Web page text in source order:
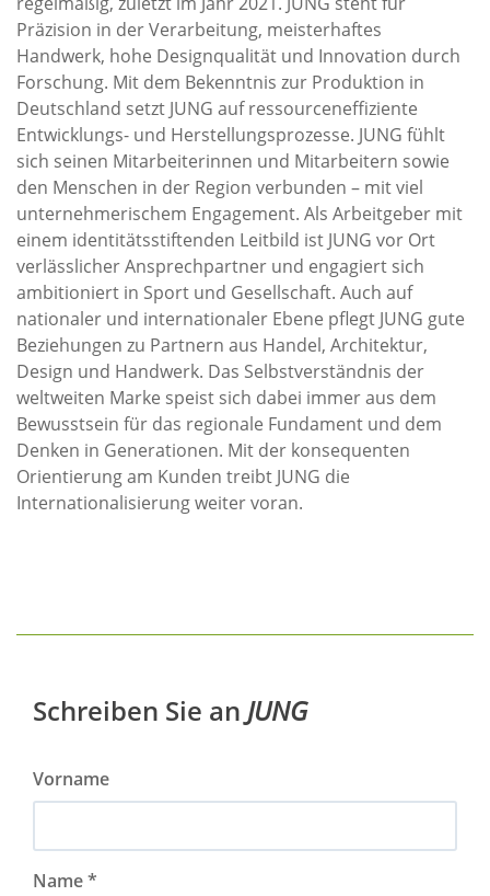
Präzision in der Verarbeitung, meisterhaftes
Handwerk, hohe Designqualität und Innovation durch
Forschung. Mit dem Bekenntnis zur Produktion in
Deutschland setzt JUNG auf ressourceneffiziente
Entwicklungs- und Herstellungsprozesse. JUNG fühlt
sich seinen Mitarbeiterinnen und Mitarbeitern sowie
den Menschen in der Region verbunden – mit viel
unternehmerischem Engagement. Als Arbeitgeber mit
einem identitätsstiftenden Leitbild ist JUNG vor Ort
verlässlicher Ansprechpartner und engagiert sich
ambitioniert in Sport und Gesellschaft. Auch auf
nationaler und internationaler Ebene pflegt JUNG gute
Beziehungen zu Partnern aus Handel, Architektur,
Design und Handwerk. Das Selbstverständnis der
weltweiten Marke speist sich dabei immer aus dem
Bewusstsein für das regionale Fundament und dem
Denken in Generationen. Mit der konsequenten
Orientierung am Kunden treibt JUNG die
Internationalisierung weiter voran.
Schreiben Sie an JUNG
Vorname
Name *